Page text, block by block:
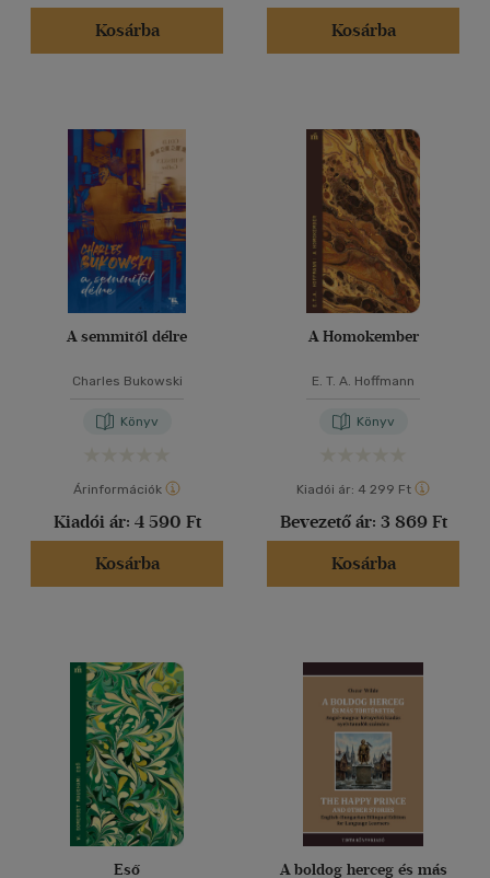
Kosárba
Kosárba
A semmitől délre
Charles Bukowski
Könyv
Árinformációk
Kiadói ár: 4 590 Ft
Kosárba
A Homokember
E. T. A. Hoffmann
Könyv
Kiadói ár: 4 299 Ft
Bevezető ár: 3 869 Ft
Kosárba
Eső A boldog herceg és más